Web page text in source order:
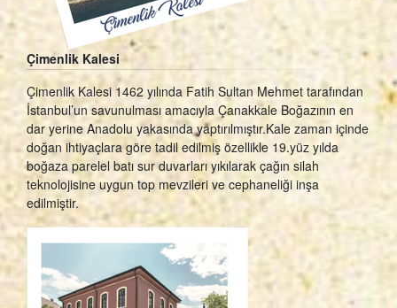
Çimenlik Kalesi
Çimenlik Kalesi 1462 yılında Fatih Sultan Mehmet tarafından
İstanbul’un savunulması amacıyla Çanakkale Boğazının en
dar yerine Anadolu yakasında yaptırılmıştır.Kale zaman içinde
doğan ihtiyaçlara göre tadil edilmiş özellikle 19.yüz yılda
boğaza parelel batı sur duvarları yıkılarak çağın silah
teknolojisine uygun top mevzileri ve cephaneliği inşa
edilmiştir.